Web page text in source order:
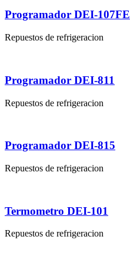
Programador DEI-107FE
Repuestos de refrigeracion
Programador DEI-811
Repuestos de refrigeracion
Programador DEI-815
Repuestos de refrigeracion
Termometro DEI-101
Repuestos de refrigeracion